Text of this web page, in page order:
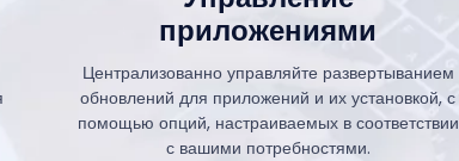
приложениями
Централизованно управляйте развертыванием
обновлений для приложений и их установкой, с
помощью опций, настраиваемых в соответствии
с вашими потребностями.